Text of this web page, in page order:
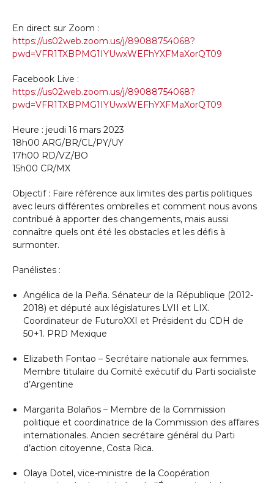
En direct sur Zoom :
https://us02web.zoom.us/j/89088754068?
pwd=VFR1TXBPMG1IYUwxWEFhYXFMaXorQT09
Facebook Live :
https://us02web.zoom.us/j/89088754068?
pwd=VFR1TXBPMG1IYUwxWEFhYXFMaXorQT09
Heure : jeudi 16 mars 2023
18h00 ARG/BR/CL/PY/UY
17h00 RD/VZ/BO
15h00 CR/MX
Objectif : Faire référence aux limites des partis politiques
avec leurs différentes ombrelles et comment nous avons
contribué à apporter des changements, mais aussi
connaître quels ont été les obstacles et les défis à
surmonter.
Panélistes :
Angélica de la Peña. Sénateur de la République (2012-
2018) et député aux législatures LVII et LIX.
Coordinateur de FuturoXXI et Président du CDH de
50+1. PRD Mexique
Elizabeth Fontao – Secrétaire nationale aux femmes.
Membre titulaire du Comité exécutif du Parti socialiste
d’Argentine
Margarita Bolaños – Membre de la Commission
politique et coordinatrice de la Commission des affaires
internationales. Ancien secrétaire général du Parti
d’action citoyenne, Costa Rica.
Olaya Dotel, vice-ministre de la Coopération